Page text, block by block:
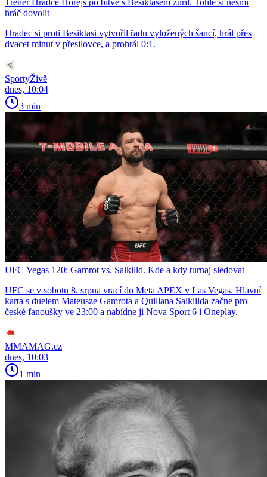
hráč dovolit
Hradec si proti Besiktasi vytvořil řadu vyložených šancí, hrál přes
dvacet minut v přesilovce, a prohrál 0:1.
SportyŽivě
dnes, 10:04
3 min
UFC Vegas 120: Gamrot vs. Salkilld. Kde a kdy turnaj sledovat
UFC se v sobotu 8. srpna vrací do Meta APEX v Las Vegas. Hlavní
karta s duelem Mateusze Gamrota a Quillana Salkillda začne pro
české fanoušky ve 23:00 a nabídne ji Nova Sport 6 i Oneplay.
MMAMAG.cz
dnes, 10:03
1 min